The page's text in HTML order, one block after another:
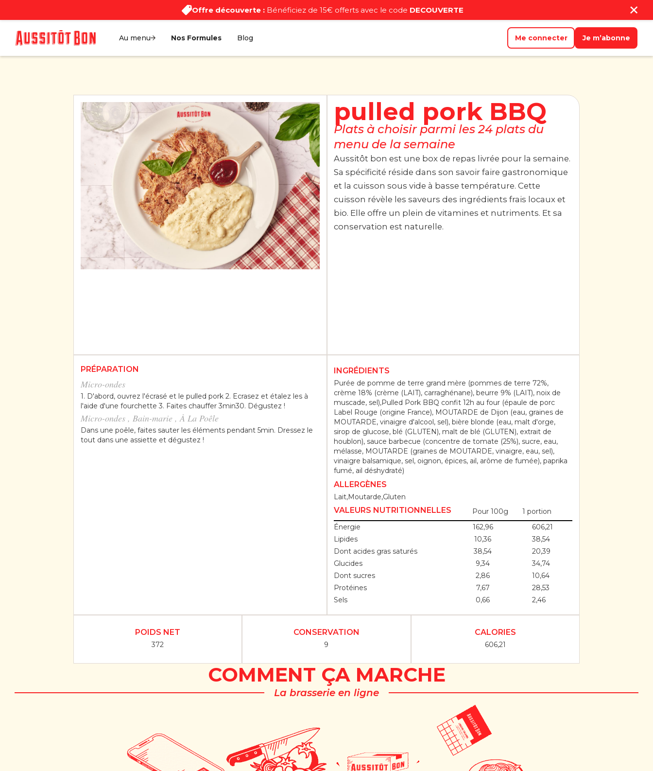
Offre découverte : Bénéficiez de 15€ offerts avec le code DECOUVERTE
Au menu Nos Formules Blog Me connecter Je m’abonne
pulled pork BBQ
Plats à choisir parmi les 24 plats du
menu de la semaine
Aussitôt bon est une box de repas livrée pour la semaine.
Sa spécificité réside dans son savoir faire gastronomique
et la cuisson sous vide à basse température. Cette
cuisson révèle les saveurs des ingrédients frais locaux et
bio. Elle offre un plein de vitamines et nutriments. Et sa
conservation est naturelle.
PRÉPARATION
Micro-ondes
1. D'abord, ouvrez l'écrasé et le pulled pork 2. Ecrasez et étalez les à
l'aide d'une fourchette 3. Faites chauffer 3min30. Dégustez !
Micro-ondes , Bain-marie , À La Poêle
Dans une poêle, faites sauter les éléments pendant 5min. Dressez le
tout dans une assiette et dégustez !
INGRÉDIENTS
Purée de pomme de terre grand mère (pommes de terre 72%,
crème 18% (crème (LAIT), carraghénane), beurre 9% (LAIT), noix de
muscade, sel),Pulled Pork BBQ confit 12h au four (épaule de porc
Label Rouge (origine France), MOUTARDE de Dijon (eau, graines de
MOUTARDE, vinaigre d'alcool, sel), bière blonde (eau, malt d'orge,
sirop de glucose, blé (GLUTEN), malt de blé (GLUTEN), extrait de
houblon), sauce barbecue (concentre de tomate (25%), sucre, eau,
mélasse, MOUTARDE (graines de MOUTARDE, vinaigre, eau, sel),
vinaigre balsamique, sel, oignon, épices, ail, arôme de fumée), paprika
fumé, ail déshydraté)
ALLERGÈNES
Lait,Moutarde,Gluten
VALEURS NUTRITIONNELLES Pour 100g
1 portion
Énergie
Lipides
Dont acides gras saturés
Glucides
Dont sucres
Protéines
Sels
162,96
10,36
38,54
9,34
2,86
7,67
0,66
606,21
38,54
20,39
34,74
10,64
28,53
2,46
POIDS NET
372
CONSERVATION
9
CALORIES
606,21
COMMENT ÇA MARCHE
La brasserie en ligne